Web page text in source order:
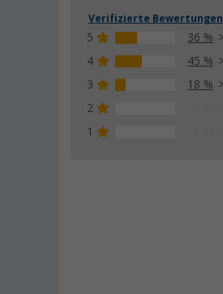
Verifizierte Bewertungen
5
36 %
4
45 %
3
18 %
2
1